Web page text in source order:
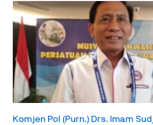
Komjen Pol (Purn.) Drs. Imam